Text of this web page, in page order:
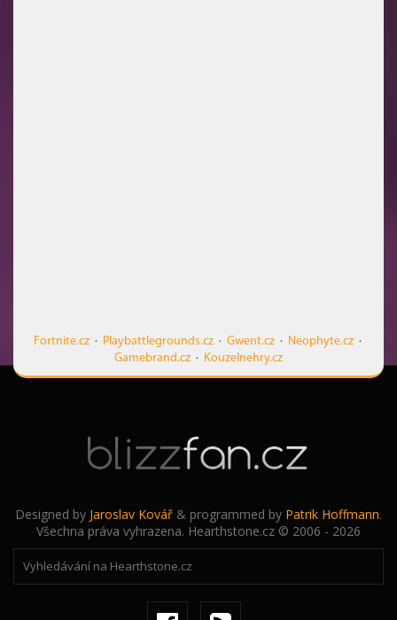
Fortnite.cz· Playbattlegrounds.cz· Gwent.cz· Neophyte.cz·
Gamebrand.cz · Kouzelnehry.cz
Designed by Jaroslav Kovář & programmed by Patrik Hoffmann.
Všechna práva vyhrazena. Hearthstone.cz © 2006 - 2026